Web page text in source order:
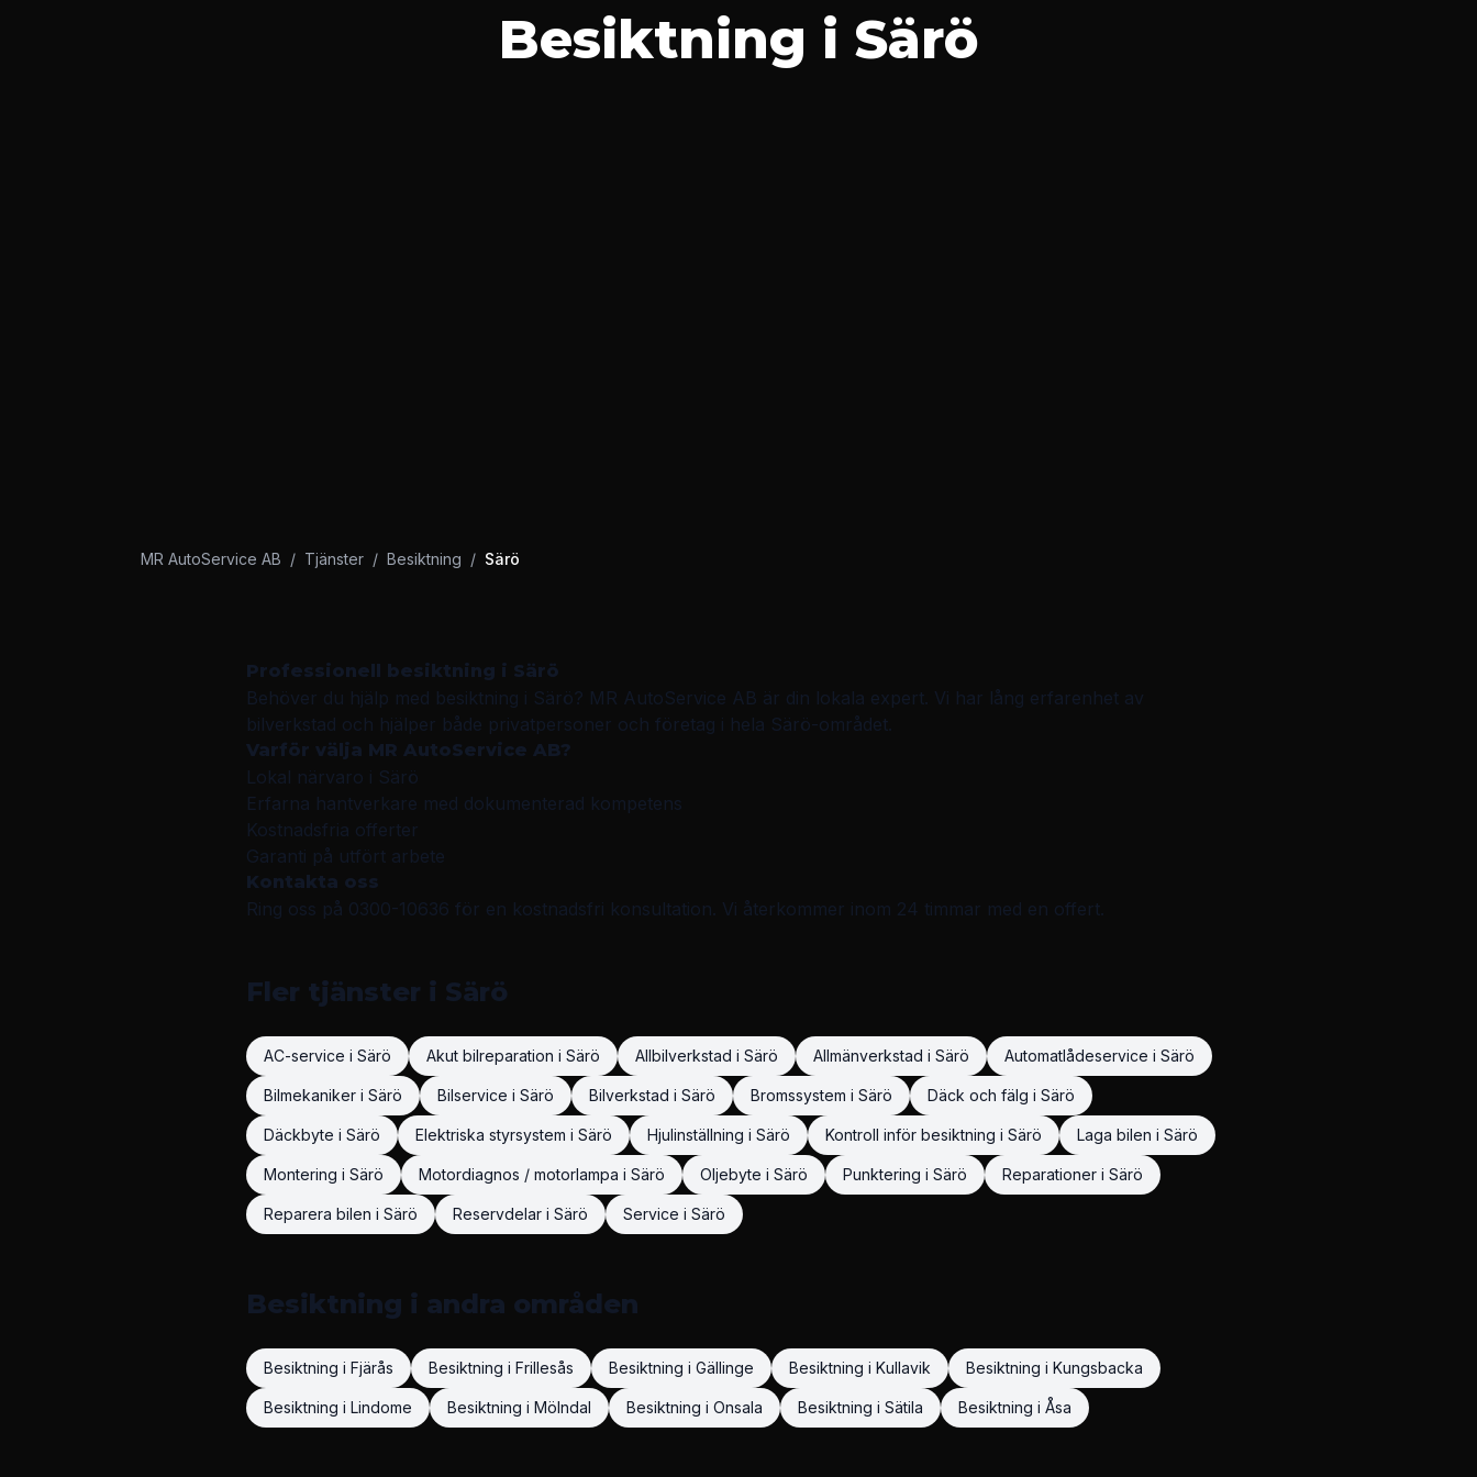
Besiktning i Särö
MR AutoService AB / Tjänster / Besiktning / Särö
Professionell besiktning i Särö
Behöver du hjälp med besiktning i Särö? MR AutoService AB är din lokala expert. Vi har lång erfarenhet av
bilverkstad och hjälper både privatpersoner och företag i hela Särö-området.
Varför välja MR AutoService AB?
Lokal närvaro i Särö
Erfarna hantverkare med dokumenterad kompetens
Kostnadsfria offerter
Garanti på utfört arbete
Kontakta oss
Ring oss på 0300-10636 för en kostnadsfri konsultation. Vi återkommer inom 24 timmar med en offert.
Fler tjänster i Särö
AC-service i Särö Akut bilreparation i Särö Allbilverkstad i Särö Allmänverkstad i Särö Automatlådeservice i Särö
Bilmekaniker i Särö Bilservice i Särö Bilverkstad i Särö Bromssystem i Särö Däck och fälg i Särö
Däckbyte i Särö Elektriska styrsystem i Särö Hjulinställning i Särö Kontroll inför besiktning i Särö Laga bilen i Särö
Montering i Särö Motordiagnos / motorlampa i Särö Oljebyte i Särö Punktering i Särö Reparationer i Särö
Reparera bilen i Särö Reservdelar i Särö Service i Särö
Besiktning i andra områden
Besiktning i Fjärås Besiktning i Frillesås Besiktning i Gällinge Besiktning i Kullavik Besiktning i Kungsbacka
Besiktning i Lindome Besiktning i Mölndal Besiktning i Onsala Besiktning i Sätila Besiktning i Åsa